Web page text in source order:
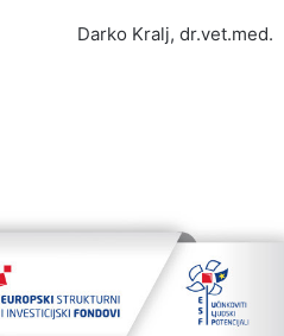
Darko Kralj, dr.vet.med.